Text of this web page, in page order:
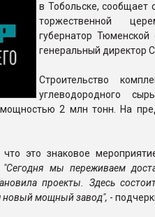
в Тобольске, сообщает
торжественной
губернатор
генеральный директор
Строительство
углеводородного
2 млн тонн. На
это знаковое
"Сегодня мы переживаем
проекты. Здесь
новый мощный завод", -